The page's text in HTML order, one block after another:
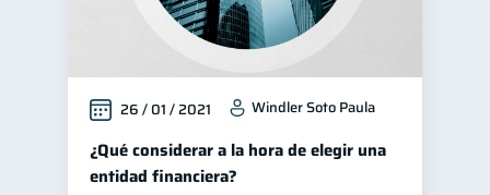
26 / 01 / 2021 Windler Soto Paula
¿Qué considerar a la hora de elegir una
entidad financiera?